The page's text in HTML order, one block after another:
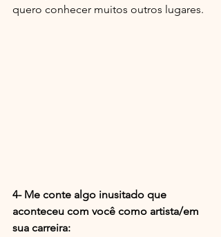
quero conhecer muitos outros lugares.
4- Me conte algo inusitado que
aconteceu com você como artista/em
sua carreira: